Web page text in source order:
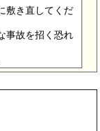
敷き直してくだ
事故を招く恐れ